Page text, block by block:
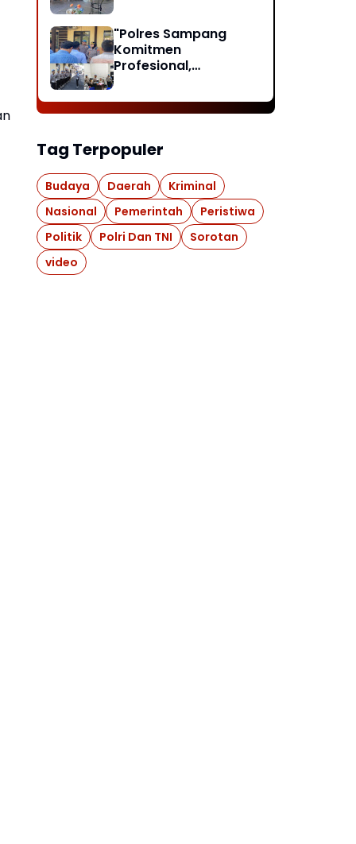
Wafat dan Santuni
Anak Yatim
"Polres Sampang
Komitmen
Profesional,
Lapor Jika Temukan
Pelanggaran"
Tag Terpopuler
Budaya Daerah
Kriminal
Nasional
Pemerintah
Peristiwa
Politik
Polri Dan TNI
Sorotan
video